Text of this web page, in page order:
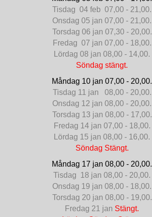
Tisdag 04 feb 07,00 - 21,00.
Onsdag 05 jan 07,00 - 21,00.
Torsdag 06 jan 07,30 - 20,00.
Fredag 07 jan 07,00 - 18,00.
Lördag 08 jan 08,00 - 14,00.
Söndag stängt.
Måndag 10 jan 07,00 - 20,00.
Tisdag 11 jan 08,00 - 20,00.
Onsdag 12 jan 08,00 - 20,00.
Torsdag 13 jan 08,00 - 17,00.
Fredag 14 jan 07,00 - 18,00.
Lördag 15 jan 08,00 - 16,00.
Söndag Stängt.
Måndag 17 jan 08,00 - 20,00.
Tisdag 18 jan 08,00 - 20,00.
Onsdag 19 jan 08,00 - 18,00.
Torsdag 20 jan 08,00 - 19,00.
Fredag 21 jan Stängt.